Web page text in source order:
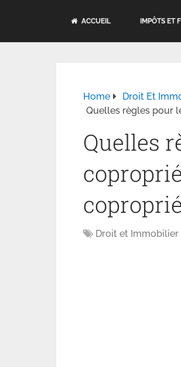
ACCUEIL IMPÔTS ET
Home
Droit Et
Quelles règles pour
Quelles
Droit et Immobilier